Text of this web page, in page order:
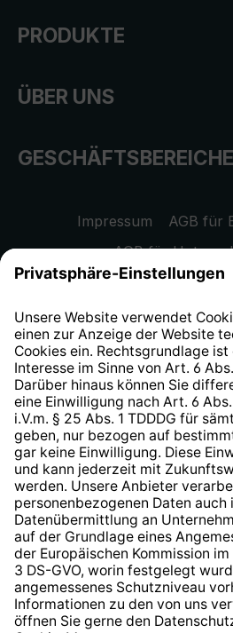
PRODUKTE
ÜBER UNS
GESCHÄFTSBEREICHE
Impressum
AGB für
AGB für
Datenschutzhinweis